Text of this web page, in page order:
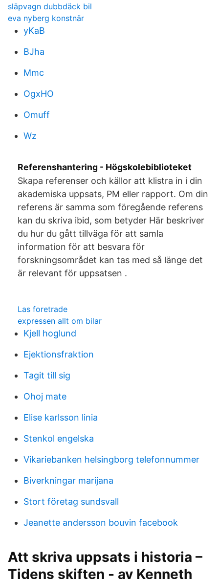
släpvagn dubbdäck bil
eva nyberg konstnär
yKaB
BJha
Mmc
OgxHO
Omuff
Wz
Referenshantering - Högskolebiblioteket
Skapa referenser och källor att klistra in i din
akademiska uppsats, PM eller rapport. Om din
referens är samma som föregående referens
kan du skriva ibid, som betyder Här beskriver
du hur du gått tillväga för att samla
information för att besvara för
forskningsområdet kan tas med så länge det
är relevant för uppsatsen .
Las foretrade
expressen allt om bilar
Kjell hoglund
Ejektionsfraktion
Tagit till sig
Ohoj mate
Elise karlsson linia
Stenkol engelska
Vikariebanken helsingborg telefonnummer
Biverkningar marijana
Stort företag sundsvall
Jeanette andersson bouvin facebook
Att skriva uppsats i historia –
Tidens skiften - av Kenneth